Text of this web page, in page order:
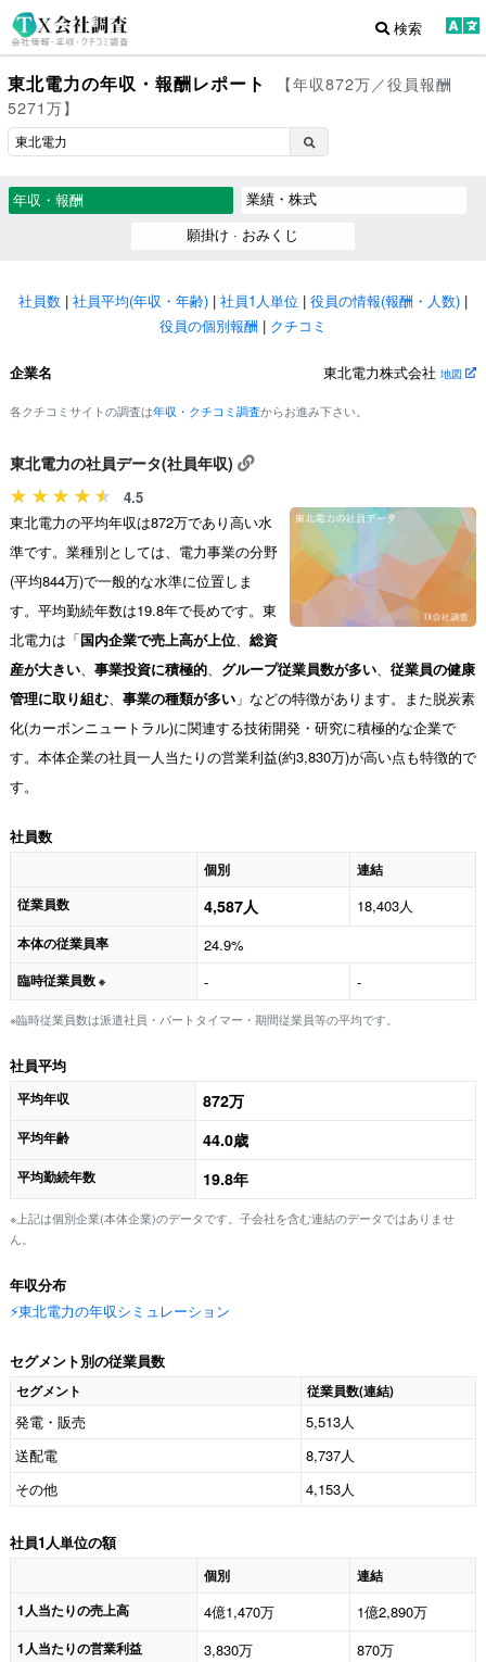
検索
東北電力の年収・報酬レポート
【年収872万／役員報酬
5271万】
年収・報酬
業績・株式
願掛け · おみくじ
社員数 | 社員平均(年収・年齢) | 社員1人単位 | 役員の情報(報酬・人数) |
役員の個別報酬 | クチコミ
企業名 東北電力株式会社 地図
各クチコミサイトの調査は年収・クチコミ調査からお進み下さい。
東北電力の社員データ(社員年収)
4.5
東北電力の平均年収は872万であり高い水
準です。業種別としては、電力事業の分野
(平均844万)で一般的な水準に位置しま
す。平均勤続年数は19.8年で長めです。東
北電力は「国内企業で売上高が上位、 総資
産が大きい、 事業投資に積極的、 グループ従業員数が多い、 従業員の健康
管理に取り組む、 事業の種類が多い 」などの特徴があります。また脱炭素
化(カーボンニュートラル)に関連する技術開発・研究に積極的な企業で
す。本体企業の社員一人当たりの営業利益(約3,830万)が高い点も特徴的で
す。
社員数
個別
連結
従業員数
4,587人 18,403人
本体の従業員率 24.9%
臨時従業員数 ※ - -
※臨時従業員数は派遣社員・パートタイマー・期間従業員等の平均です。
社員平均
平均年収 872万
平均年齢 44.0歳
平均勤続年数 19.8年
※上記は個別企業(本体企業)のデータです。子会社を含む連結のデータではありませ
ん。
年収分布
⚡️東北電力の年収シミュレーション
セグメント別の従業員数
セグメント 従業員数(連結)
発電・販売
5,513人
送配電
8,737人
その他
4,153人
社員1人単位の額
個別
連結
1人当たりの売上高
4億1,470万 1億2,890万
1人当たりの営業利益 3,830万 870万